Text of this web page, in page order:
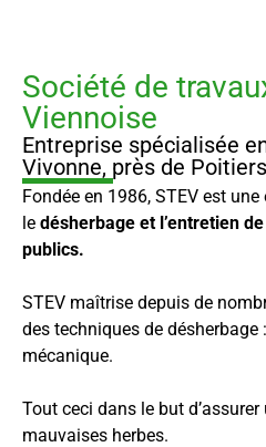
Société de
Viennoise
Entreprise spécialisée
Vivonne, près de Poitiers
Fondée en 1986, STEV est
le désherbage et l’entretien
publics.
STEV maîtrise depuis de
des techniques de
mécanique.
Tout ceci dans le but
mauvaises herbes.